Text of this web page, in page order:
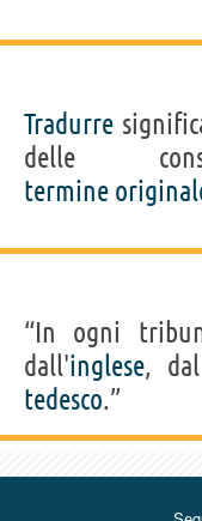
Tradurre
delle
termine
“In ogni
dall'inglese, dal
tedesco.”